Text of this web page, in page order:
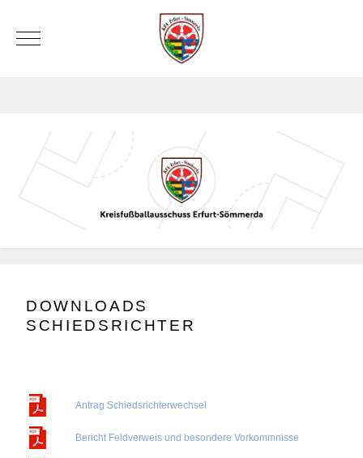
Mobile Menu Toggle
DOWNLOADS
SCHIEDSRICHTER
Antrag Schiedsrichterwechsel
Bericht Feldverweis und besondere Vorkommnisse